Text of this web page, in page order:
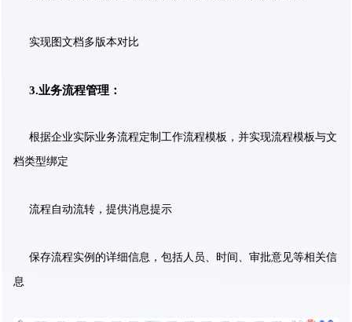
实现图文档多版本对比
3.业务流程管理：
根据企业实际业务流程定制工作流程模板，并实现流程模板与文
档类型绑定
流程自动流转，提供消息提示
保存流程实例的详细信息，包括人员、时间、审批意见等相关信
息